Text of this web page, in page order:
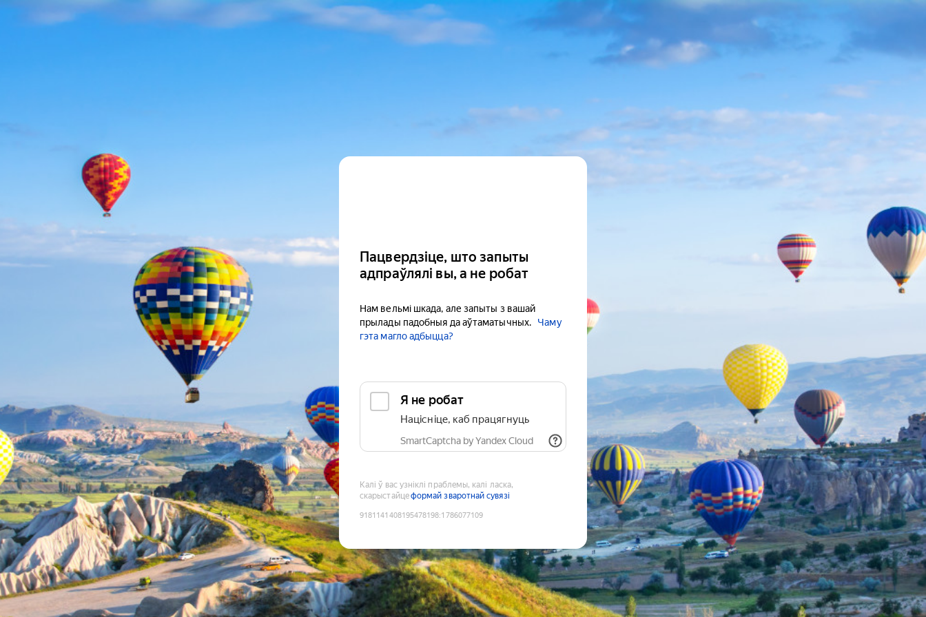
Пацвердзіце, што запыты
адпраўлялі вы, а не робат
Нам вельмі шкада, але запыты з вашай
прылады падобныя да аўтаматычных.
Чаму
гэта магло адбыцца?
Я не робат
Націсніце, каб працягнуць
SmartCaptcha by Yandex Cloud
Калі ў вас узніклі праблемы, калі ласка,
скарыстайцеформай зваротнай сувязі
9181141408195478198:1786077109